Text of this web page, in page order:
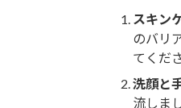
スキン
のバリ
てくだ
洗顔と
流しま